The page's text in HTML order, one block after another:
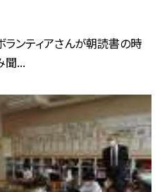
ンティアさんが朝読書の時
聞...